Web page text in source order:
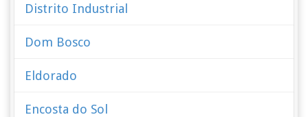
Distrito Industrial
Dom Bosco
Eldorado
Encosta do Sol